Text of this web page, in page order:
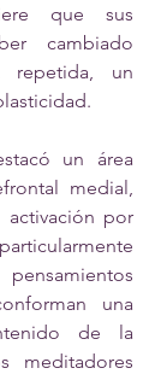
que sus
cambiado
un
un área
medial,
por
una
de la
meditadores